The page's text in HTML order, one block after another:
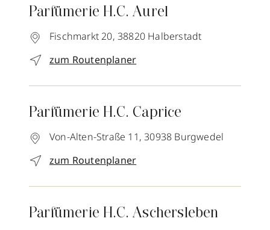
Parfümerie H.C. Aurel
Fischmarkt 20, 38820 Halberstadt
zum Routenplaner
Parfümerie H.C. Caprice
Von-Alten-Straße 11, 30938 Burgwedel
zum Routenplaner
Parfümerie H.C. Aschersleben